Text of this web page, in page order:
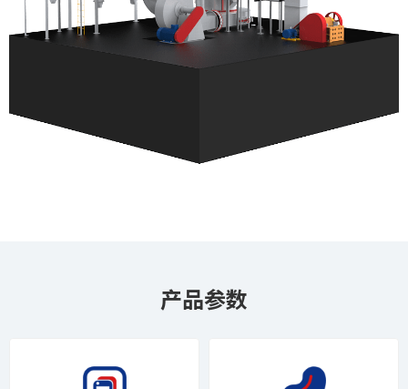
产品参数